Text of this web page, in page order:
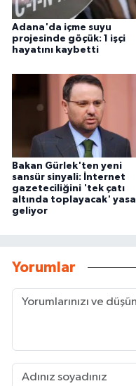
Adana'da içme suyu
projesinde göçük: 1 işçi
hayatını kaybetti
Bakan Gürlek'ten yeni
sansür sinyali: İnternet
gazeteciliğini 'tek çatı
altında toplayacak' yasa
geliyor
Yorumlar